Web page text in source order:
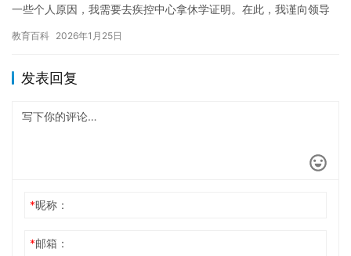
一些个人原因，我需要去疾控中心拿休学证明。在此，我谨向领导
庭…
教育百科 2026年1月25日
发表回复
*昵称：
*邮箱：